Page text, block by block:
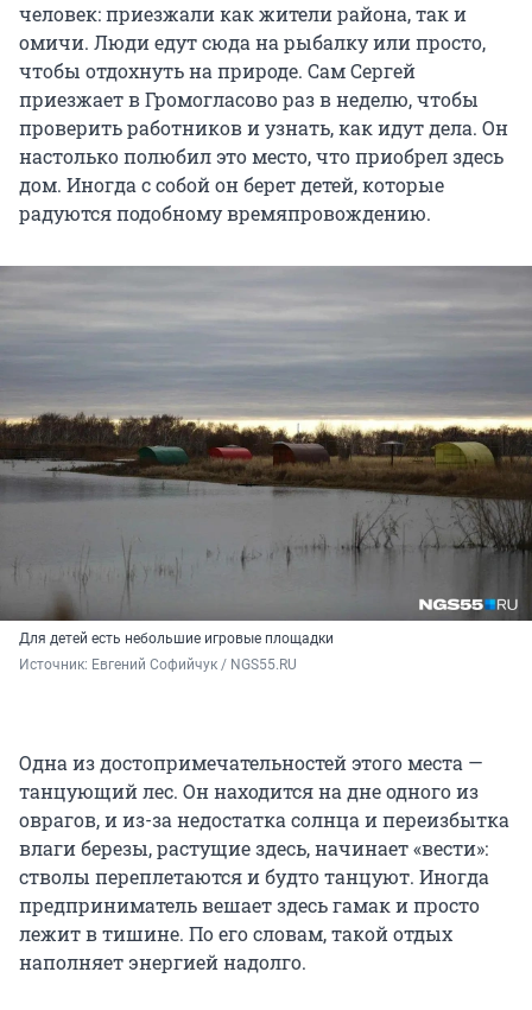
человек: приезжали как жители района, так и
омичи. Люди едут сюда на рыбалку или просто,
чтобы отдохнуть на природе. Сам Сергей
приезжает в Громогласово раз в неделю, чтобы
проверить работников и узнать, как идут дела. Он
настолько полюбил это место, что приобрел здесь
дом. Иногда с собой он берет детей, которые
радуются подобному времяпровождению.
Для детей есть небольшие игровые площадки
Источник: Евгений Софийчук / NGS55.RU
Одна из достопримечательностей этого места —
танцующий лес. Он находится на дне одного из
оврагов, и из-за недостатка солнца и переизбытка
влаги березы, растущие здесь, начинает «вести»:
стволы переплетаются и будто танцуют. Иногда
предприниматель вешает здесь гамак и просто
лежит в тишине. По его словам, такой отдых
наполняет энергией надолго.